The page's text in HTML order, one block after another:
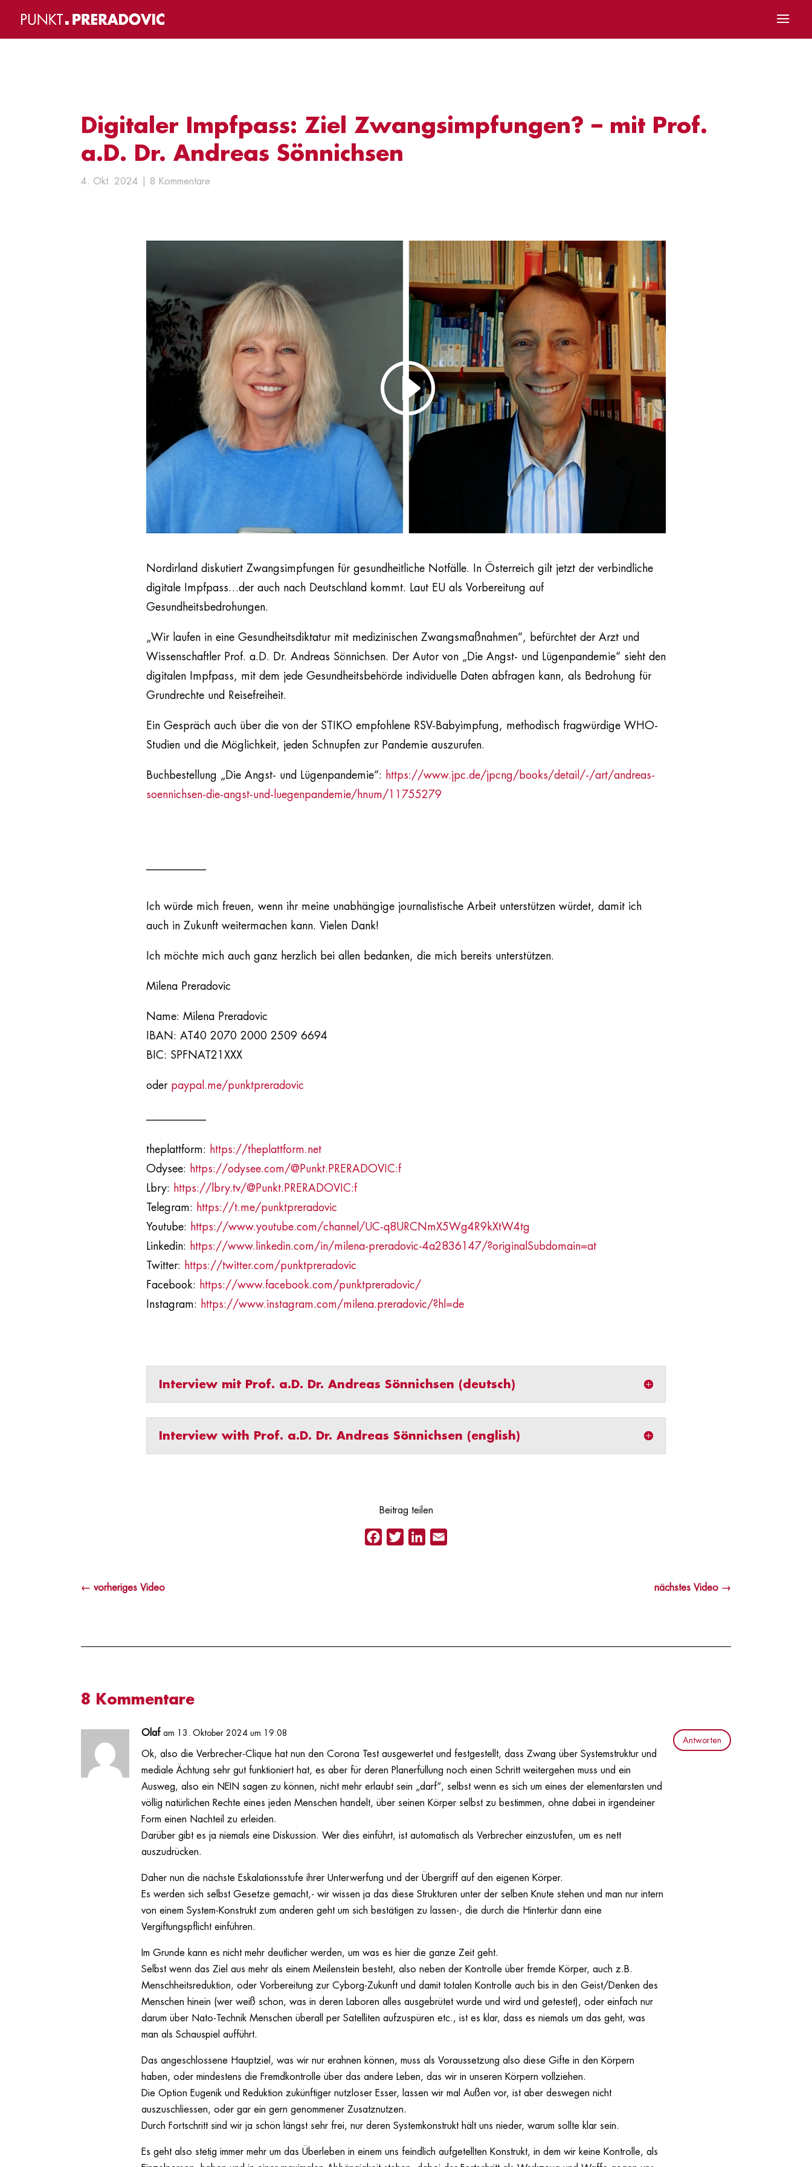
Digitaler Impfpass: Ziel Zwangsimpfungen? – mit Prof.
a.D. Dr. Andreas Sönnichsen
4. Okt. 2024 8 Kommentare
Nordirland diskutiert Zwangsimpfungen für gesundheitliche Notfälle. In Österreich gilt jetzt der verbindliche
digitale Impfpass…der auch nach Deutschland kommt. Laut EU als Vorbereitung auf
Gesundheitsbedrohungen.
„Wir laufen in eine Gesundheitsdiktatur mit medizinischen Zwangsmaßnahmen“, befürchtet der Arzt und
Wissenschaftler Prof. a.D. Dr. Andreas Sönnichsen. Der Autor von „Die Angst- und Lügenpandemie“ sieht den
digitalen Impfpass, mit dem jede Gesundheitsbehörde individuelle Daten abfragen kann, als Bedrohung für
Grundrechte und Reisefreiheit.
Ein Gespräch auch über die von der STIKO empfohlene RSV-Babyimpfung, methodisch fragwürdige WHO-
Studien und die Möglichkeit, jeden Schnupfen zur Pandemie auszurufen.
Buchbestellung „Die Angst- und Lügenpandemie“:
https://www.jpc.de/jpcng/books/detail/-/art/andreas-
soennichsen-die-angst-und-luegenpandemie/hnum/11755279
Ich würde mich freuen, wenn ihr meine unabhängige journalistische Arbeit unterstützen würdet, damit ich
auch in Zukunft weitermachen kann. Vielen Dank!
Ich möchte mich auch ganz herzlich bei allen bedanken, die mich bereits unterstützen.
Milena Preradovic
Name: Milena Preradovic
IBAN: AT40 2070 2000 2509 6694
BIC: SPFNAT21XXX
oder paypal.me/punktpreradovic
theplattform:
https://theplattform.net
Odysee:
https://odysee.com/@Punkt.PRERADOVIC:f
Lbry:
https://lbry.tv/@Punkt.PRERADOVIC:f
Telegram:
https://t.me/punktpreradovic
Youtube:
https://www.youtube.com/channel/UC-q8URCNmX5Wg4R9kXtW4tg
Linkedin:
https://www.linkedin.com/in/milena-preradovic-4a2836147/?originalSubdomain=at
Twitter:
https://twitter.com/punktpreradovic
Facebook:
https://www.facebook.com/punktpreradovic/
Instagram:
https://www.instagram.com/milena.preradovic/?hl=de
Interview mit Prof. a.D. Dr. Andreas Sönnichsen (deutsch)
Interview with Prof. a.D. Dr. Andreas Sönnichsen (english)
Beitrag teilen
Facebook
Twitter LinkedIn
←vorheriges Video nächstes Video→
8 Kommentare
Olaf am 13. Oktober 2024 um 19:08
Ok, also die Verbrecher-Clique hat nun den Corona Test ausgewertet und festgestellt, dass Zwang über Systemstruktur und
mediale Ächtung sehr gut funktioniert hat, es aber für deren Planerfüllung noch einen Schritt weitergehen muss und ein
Ausweg, also ein NEIN sagen zu können, nicht mehr erlaubt sein „darf“, selbst wenn es sich um eines der elementarsten und
völlig natürlichen Rechte eines jeden Menschen handelt, über seinen Körper selbst zu bestimmen, ohne dabei in irgendeiner
Form einen Nachteil zu erleiden.
Darüber gibt es ja niemals eine Diskussion. Wer dies einführt, ist automatisch als Verbrecher einzustufen, um es nett
auszudrücken.
Daher nun die nächste Eskalationsstufe ihrer Unterwerfung und der Übergriff auf den eigenen Körper.
Es werden sich selbst Gesetze gemacht,- wir wissen ja das diese Strukturen unter der selben Knute stehen und man nur intern
von einem System-Konstrukt zum anderen geht um sich bestätigen zu lassen-, die durch die Hintertür dann eine
Vergiftungspflicht einführen.
Im Grunde kann es nicht mehr deutlicher werden, um was es hier die ganze Zeit geht.
Selbst wenn das Ziel aus mehr als einem Meilenstein besteht, also neben der Kontrolle über fremde Körper, auch z.B.
Menschheitsreduktion, oder Vorbereitung zur Cyborg-Zukunft und damit totalen Kontrolle auch bis in den Geist/Denken des
Menschen hinein (wer weiß schon, was in deren Laboren alles ausgebrütet wurde und wird und getestet), oder einfach nur
darum über Nato-Technik Menschen überall per Satelliten aufzuspüren etc., ist es klar, dass es niemals um das geht, was
man als Schauspiel aufführt.
Das angeschlossene Hauptziel, was wir nur erahnen können, muss als Voraussetzung also diese Gifte in den Körpern
haben, oder mindestens die Fremdkontrolle über das andere Leben, das wir in unseren Körpern vollziehen.
Die Option Eugenik und Reduktion zukünftiger nutzloser Esser, lassen wir mal Außen vor, ist aber deswegen nicht
auszuschliessen, oder gar ein gern genommener Zusatznutzen.
Durch Fortschritt sind wir ja schön längst sehr frei, nur deren Systemkonstrukt hält uns nieder, warum sollte klar sein.
Es geht also stetig immer mehr um das Überleben in einem uns feindlich aufgetellten Konstrukt, in dem wir keine Kontrolle, als
Antworten